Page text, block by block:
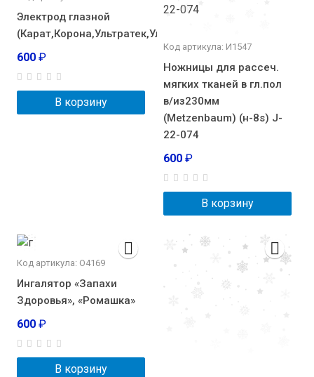
Электрод глазной
(Карат,Корона,Ультратек,Ультратон-2,Спарк)
600 ₽
В корзину
Код артикула: И1547
Ножницы для рассеч.
мягких тканей в гл.пол
в/из230мм
(Metzenbaum) (н-8s) J-
22-074
600 ₽
В корзину
Код артикула: О4169
Ингалятор «Запахи
Здоровья», «Ромашка»
600 ₽
В корзину